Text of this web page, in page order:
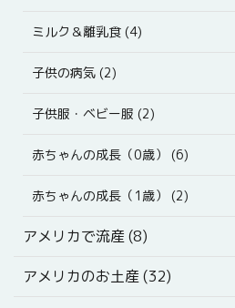
ミルク＆離乳食 (4)
子供の病気 (2)
子供服・ベビー服 (2)
赤ちゃんの成長（0歳） (6)
赤ちゃんの成長（1歳） (2)
アメリカで流産 (8)
アメリカのお土産 (32)